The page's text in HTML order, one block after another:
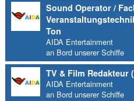
Sound Operator /
Ton
AIDA Entertainment
an Bord unserer Schiffe
TV & Film Redakteur
AIDA Entertainment
an Bord unserer Schiffe